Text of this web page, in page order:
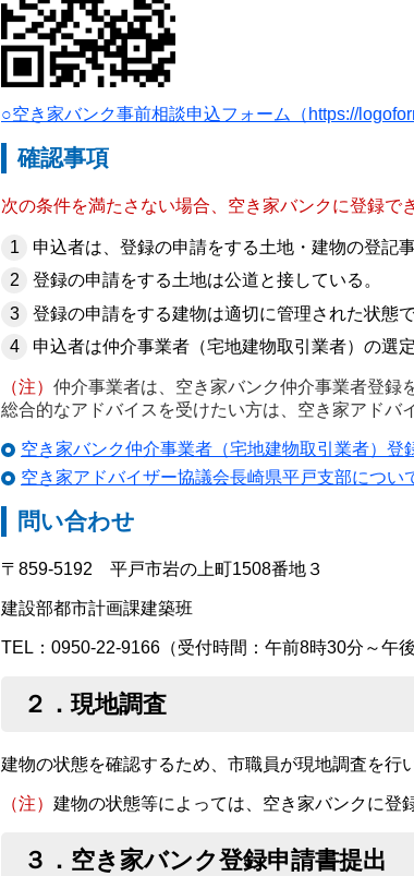
○空き家バンク事前相談申込フォーム（https://
確認事項
次の条件を満たさない場合、空き家バンクに登録で
申込者は、登録の申請をする土地・建物の登記
登録の申請をする土地は公道と接している。
登録の申請をする建物は適切に管理された状態で
申込者は仲介事業者（宅地建物取引業者）の選
（注） 仲介事業者は、 空き家バンク仲介事業者登録
総合的なアドバイスを受けたい方は、空き家アドバ
空き家バンク仲介事業者（宅地建物取引業者）登
空き家アドバイザー協議会長崎県平戸支部につい
問い合わせ
〒859-5192 平戸市岩の上町1508番地３
建設部都市計画課建築班
TEL：0950-22-9166（受付時間：午前8時30分～午後
２．現地調査
建物の状態を確認するため、市職員が現地調査を行
（注） 建物の状態等によっては、空き家バンクに登
３．空き家バンク登録申請書提出